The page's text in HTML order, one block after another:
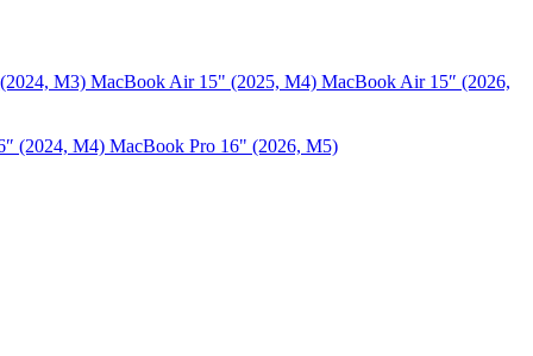
M3) MacBook Air 15" (2025, M4) MacBook Air 15″ (2026,
(2024, M4) MacBook Pro 16" (2026, M5)